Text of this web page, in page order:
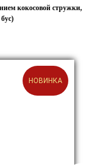
кокосовой стружки,
НОВИНКА